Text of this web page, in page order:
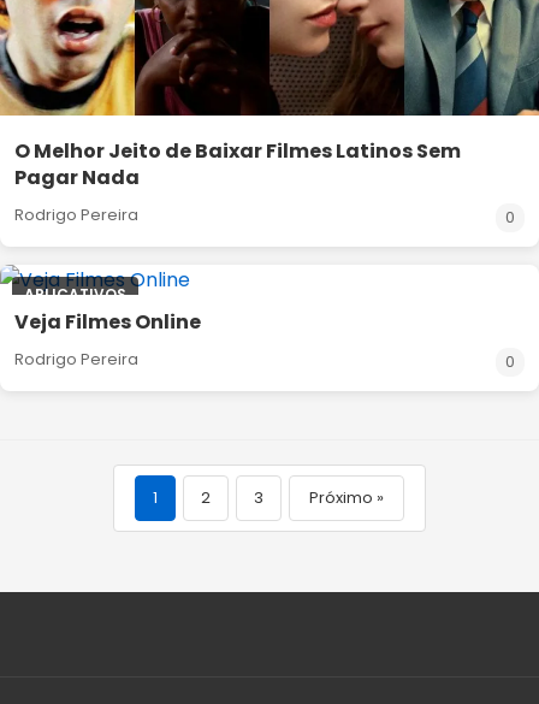
O Melhor Jeito de Baixar Filmes Latinos Sem
Pagar Nada
Rodrigo Pereira 0
APLICATIVOS
Veja Filmes Online
Rodrigo Pereira 0
1 2 3 Próximo »